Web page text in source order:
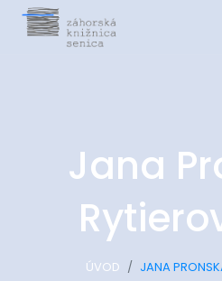
Jana
ÚVOD JANA